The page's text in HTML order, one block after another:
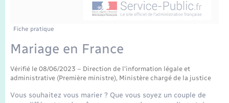
Mariage – PACS
Parrainage civil
Recensement
Fiche pratique
Mariage en France
Vérifié le 08/06/2023 – Direction de l'information légale et
administrative (Première ministre), Ministère chargé de la justice
Vous souhaitez vous marier ? Que vous soyez un couple de